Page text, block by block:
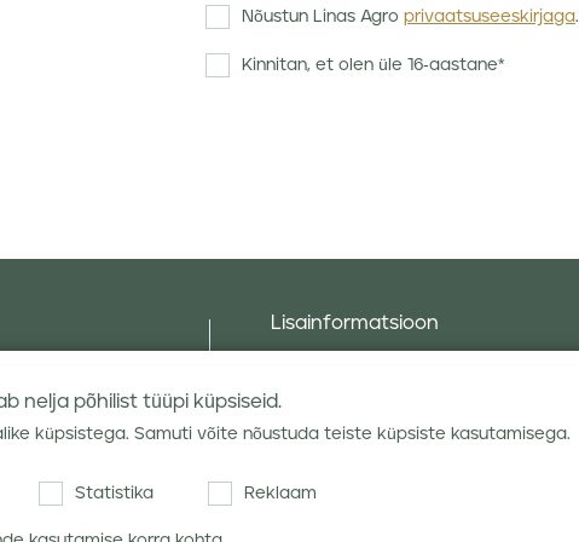
Nõustun Linas Agro privaatsuseeskirjaga.
Kinnitan, et olen üle 16-aastane*
Lisainformatsioon
Andmekaitsetingimused
Teraviljaturu ülevaated
nelja põhilist tüüpi küpsiseid.
küpsistega. Samuti võite nõustuda teiste küpsiste kasutamisega.
Statistika Reklaam